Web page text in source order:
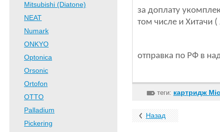
Mitsubishi (Diatone)
NEAT
Numark
ONKYO
Optonica
Orsonic
Ortofon
OTTO
Palladium
Pickering
за доплату
том числе и Хитачи
отправка по РФ в
теги: картридж
Назад